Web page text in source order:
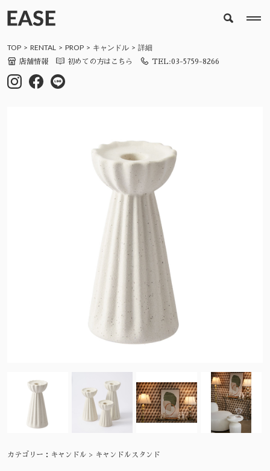
TOP RENTAL PROP キャンドル 詳細
店舗情報 初めての方はこちら TEL:03-5759-8266
カテゴリー： キャンドル > キャンドルスタンド